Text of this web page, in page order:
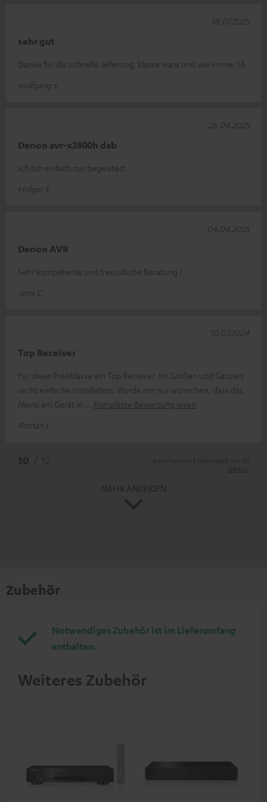
sehr gut
Danke für die schnelle lieferung, klasse ware und wie immer 1A
wolfgang s.
18.07.2025
Denon avr-x2800h dab
Ich bin einfach nur begeistert.
Holger E.
26.04.2025
Denon AVR
Sehr kompetente und freundliche Beratung !
Jens C.
04.04.2025
Top Receiver
Für diese Preisklasse ein Top Receiver. Im Großen und Ganzen
recht einfache Installation. Würde mir nur wünschen, dass das
Menü am Gerät in
Komplette Bewertung lesen
Roman L.
10.07.2024
Zubehör
Notwendiges Zubehör ist im Lieferumfang
enthalten.
Weiteres Zubehör